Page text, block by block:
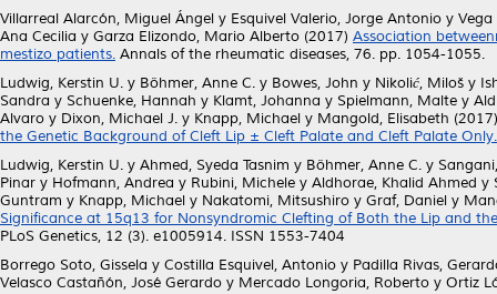
Villarreal Alarcón, Miguel Ángel y Esquivel Valerio, Jorge Antonio y
Ana Cecilia y Garza Elizondo, Mario Alberto (2017) Association
mestizo patients. Annals of the rheumatic diseases, 76. pp. 1054-1055.
Ludwig, Kerstin U. y Böhmer, Anne C. y Bowes, John y Nikolić, Miloš y
Sandra y Schuenke, Hannah y Klamt, Johanna y Spielmann, Malte y
Alvaro y Dixon, Michael J. y Knapp, Michael y Mangold, Elisabeth
the Genetic Background of Cleft Lip ± Cleft Palate and Cleft Palate Only.
Ludwig, Kerstin U. y Ahmed, Syeda Tasnim y Böhmer, Anne C. y
Pinar y Hofmann, Andrea y Rubini, Michele y Aldhorae, Khalid Ahmed y
Guntram y Knapp, Michael y Nakatomi, Mitsushiro y Graf, Daniel y
Significance at 15q13 for Nonsyndromic Clefting of Both the Lip and
PLoS Genetics, 12 (3). e1005914. ISSN 1553-7404
Borrego Soto, Gissela y Costilla Esquivel, Antonio y Padilla Rivas,
Velasco Castañón, José Gerardo y Mercado Longoria, Roberto y Ortiz